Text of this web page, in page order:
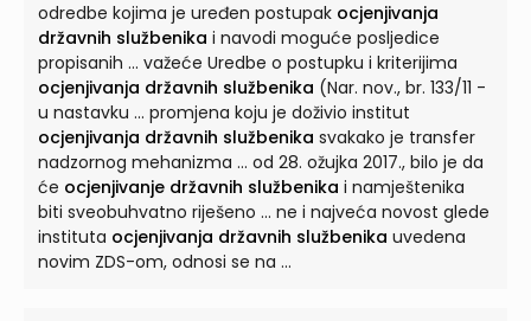
odredbe kojima je uređen postupak ocjenjivanja
državnih službenika i navodi moguće posljedice
propisanih ... važeće Uredbe o postupku i kriterijima
ocjenjivanja državnih službenika (Nar. nov., br. 133/11 -
u nastavku ... promjena koju je doživio institut
ocjenjivanja državnih službenika svakako je transfer
nadzornog mehanizma ... od 28. ožujka 2017., bilo je da
će ocjenjivanje državnih službenika i namještenika
biti sveobuhvatno riješeno ... ne i najveća novost glede
instituta ocjenjivanja državnih službenika uvedena
novim ZDS-om, odnosi se na ...